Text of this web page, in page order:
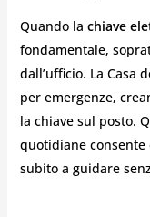
Quando la chiave
fondamentale,
dall’ufficio. La Casa
per emergenze,
la chiave sul posto.
quotidiane
subito a guidare